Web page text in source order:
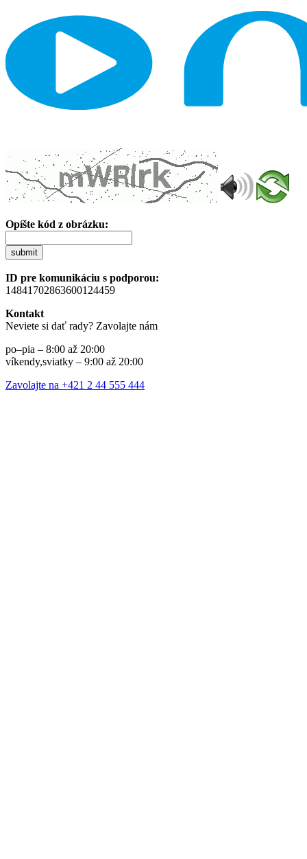
Opíšte kód z obrázku:
submit
ID pre komunikáciu s podporou:
14841702863600124459
Kontakt
Neviete si dať rady? Zavolajte nám
po–pia – 8:00 až 20:00
víkendy,sviatky – 9:00 až 20:00
Zavolajte na +421 2 44 555 444